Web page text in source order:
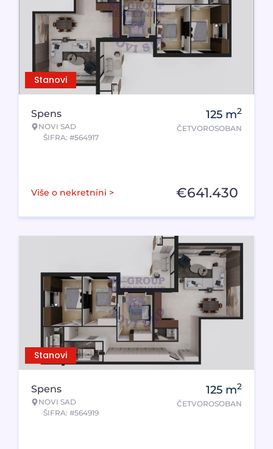
Stanovi
Spens
NOVI SAD
ŠIFRA: #564917
125 m2
ČETVOROSOBAN
Više o nekretnini > €641.430
Stanovi
Spens
NOVI SAD
ŠIFRA: #564919
125 m2
ČETVOROSOBAN